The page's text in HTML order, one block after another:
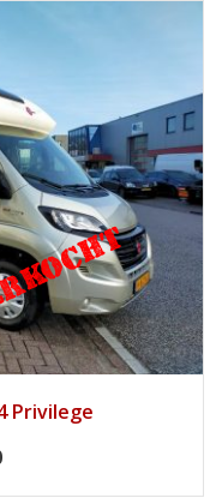
Privilege